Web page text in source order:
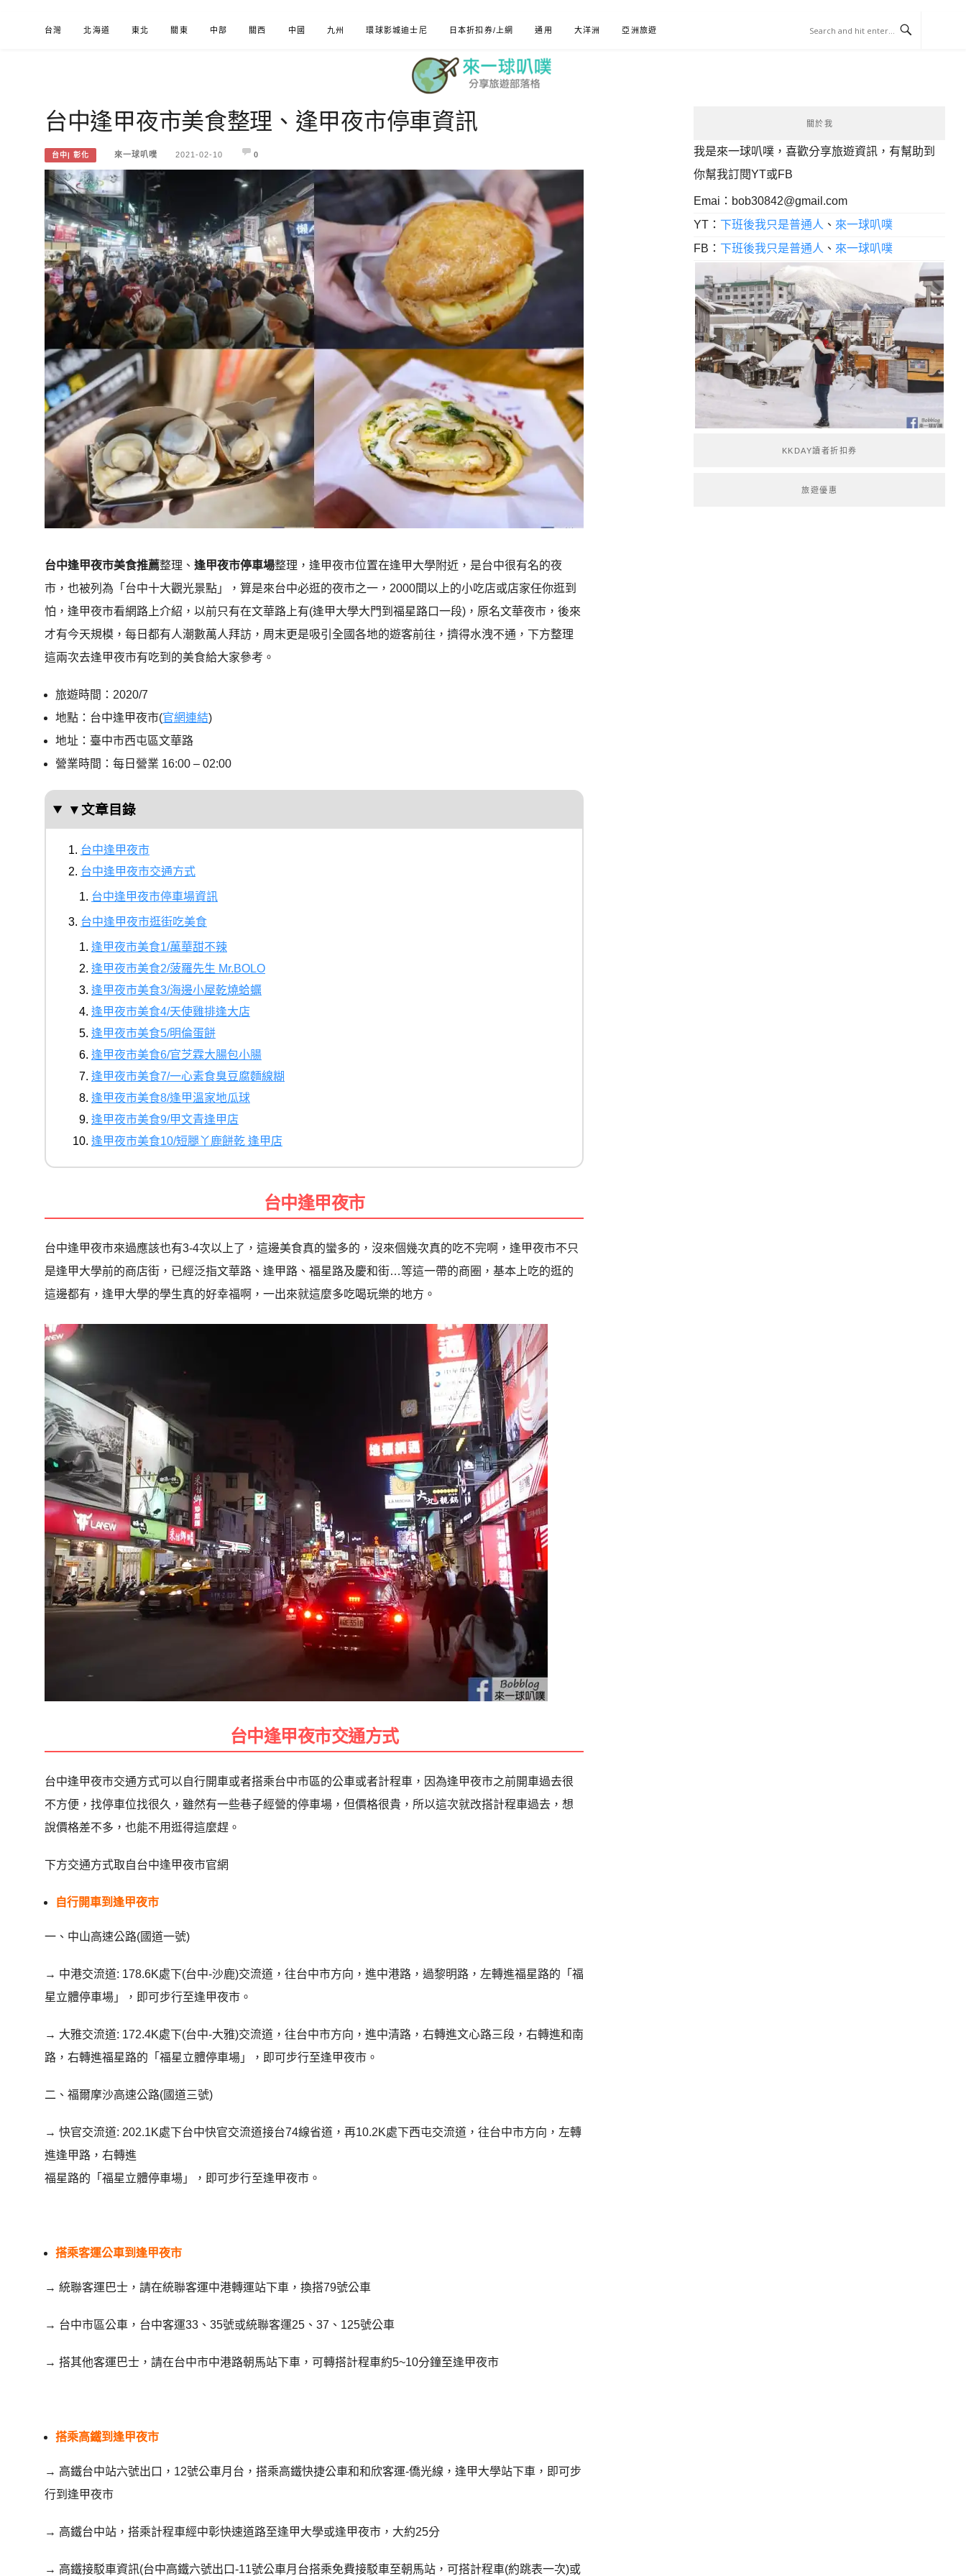
台灣 北海道 東北 關東 中部 關西 中國 九州 環球影城迪士尼 日本折扣券/上網 通用 大洋洲 亞洲旅遊
來一球叭噗
分享日本自助部落格
台中逢甲夜市美食整理、逢甲夜市停車資訊
台中| 彰化 來一球叭噗 2021-02-10 0
台中逢甲夜市美食推薦整理、 逢甲夜市停車場整理，逢甲夜市位置在逢甲大學附近，是台中很有名的夜
市，也被列為「台中十大觀光景點」，算是來台中必逛的夜市之一，2000間以上的小吃店或店家任你逛到
怕，逢甲夜市看網路上介紹，以前只有在文華路上有(逢甲大學大門到福星路口一段)，原名文華夜市，後來
才有今天規模，每日都有人潮數萬人拜訪，周末更是吸引全國各地的遊客前往，擠得水洩不通，下方整理
這兩次去逢甲夜市有吃到的美食給大家參考。
旅遊時間：2020/7
地點：台中逢甲夜市(官網連結)
地址：臺中市西屯區文華路
營業時間：每日營業 16:00 – 02:00
▼文章目錄
台中逢甲夜市
台中逢甲夜市交通方式
台中逢甲夜市停車場資訊
台中逢甲夜市逛街吃美食
逢甲夜市美食1/萬華甜不辣
逢甲夜市美食2/菠羅先生 Mr.BOLO
逢甲夜市美食3/海邊小屋乾燒蛤蠣
逢甲夜市美食4/天使雞排逢大店
逢甲夜市美食5/明倫蛋餅
逢甲夜市美食6/官芝霖大腸包小腸
逢甲夜市美食7/一心素食臭豆腐麵線糊
逢甲夜市美食8/逢甲溫家地瓜球
逢甲夜市美食9/甲文青逢甲店
逢甲夜市美食10/短腿丫鹿餅乾 逢甲店
台中逢甲夜市
台中逢甲夜市來過應該也有3-4次以上了，這邊美食真的蠻多的，沒來個幾次真的吃不完啊，逢甲夜市不只
是逢甲大學前的商店街，已經泛指文華路、逢甲路、福星路及慶和街…等這一帶的商圈，基本上吃的逛的
這邊都有，逢甲大學的學生真的好幸福啊，一出來就這麼多吃喝玩樂的地方。
台中逢甲夜市交通方式
台中逢甲夜市交通方式可以自行開車或者搭乘台中市區的公車或者計程車，因為逢甲夜市之前開車過去很
不方便，找停車位找很久，雖然有一些巷子經營的停車場，但價格很貴，所以這次就改搭計程車過去，想
說價格差不多，也能不用逛得這麼趕。
下方交通方式取自台中逢甲夜市官網
自行開車到逢甲夜市
一、中山高速公路(國道一號)
→ 中港交流道: 178.6K處下(台中-沙鹿)交流道，往台中市方向，進中港路，過黎明路，左轉進福星路的「福
星立體停車場」，即可步行至逢甲夜市。
→ 大雅交流道: 172.4K處下(台中-大雅)交流道，往台中市方向，進中清路，右轉進文心路三段，右轉進和南
路，右轉進福星路的「福星立體停車場」，即可步行至逢甲夜市。
二、福爾摩沙高速公路(國道三號)
→ 快官交流道: 202.1K處下台中快官交流道接台74線省道，再10.2K處下西屯交流道，往台中市方向，左轉
進逢甲路，右轉進
福星路的「福星立體停車場」，即可步行至逢甲夜市。
搭乘客運公車到逢甲夜市
→ 統聯客運巴士，請在統聯客運中港轉運站下車，換搭79號公車
→ 台中市區公車，台中客運33、35號或統聯客運25、37、125號公車
→ 搭其他客運巴士，請在台中市中港路朝馬站下車，可轉搭計程車約5~10分鐘至逢甲夜市
搭乘高鐵到逢甲夜市
→ 高鐵台中站六號出口，12號公車月台，搭乘高鐵快捷公車和和欣客運-僑光線，逢甲大學站下車，即可步
行到逢甲夜市
→ 高鐵台中站，搭乘計程車經中彰快速道路至逢甲大學或逢甲夜市，大約25分
→ 高鐵接駁車資訊(台中高鐵六號出口-11號公車月台搭乘免費接駁車至朝馬站，可搭計程車(約跳表一次)或
關於我
我是來一球叭噗，喜歡分享旅遊資訊，有幫助到
你幫我訂閱YT或FB
Emai： bob30842@gmail.com
YT：下班後我只是普通人 、 來一球叭噗
FB：下班後我只是普通人 、 來一球叭噗
KKDAY讀者折扣券
旅遊優惠